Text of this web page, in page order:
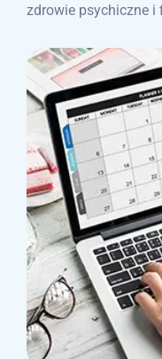
zdrowie psychiczne i